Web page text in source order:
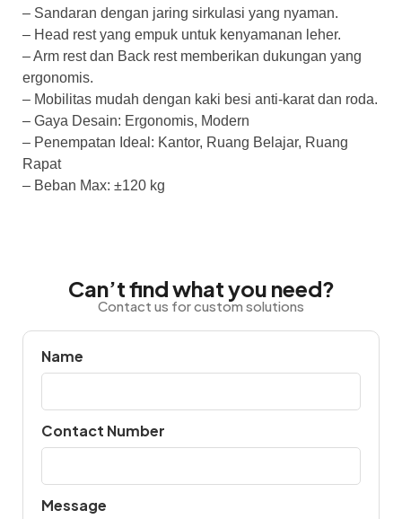
– Sandaran dengan jaring sirkulasi yang nyaman.
– Head rest yang empuk untuk kenyamanan leher.
– Arm rest dan Back rest memberikan dukungan yang
ergonomis.
– Mobilitas mudah dengan kaki besi anti-karat dan roda.
– Gaya Desain: Ergonomis, Modern
– Penempatan Ideal: Kantor, Ruang Belajar, Ruang
Rapat
– Beban Max: ±120 kg
Can’t find what you need?
Contact us for custom solutions
Name
Contact Number
Message